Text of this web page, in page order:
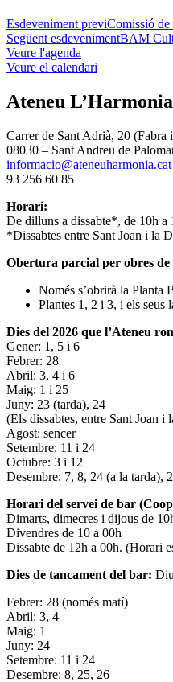
Esdeveniment previComissió de
Següent esdevenimentBAM
Veure l'agenda
Veure el calendari
Ateneu L’Harmonia
Carrer de Sant Adrià, 20 (Fabra
08030 – Sant Andreu de
informacio@ateneuharmonia.cat
93 256 60 85
Horari:
De dilluns a dissabte*, de 10h a
*Dissabtes entre Sant Joan i la
Obertura parcial per obres de
Només s’obrirà la Planta
Plantes 1, 2 i 3, i els seus
Dies del 2026 que l’Ateneu
Gener: 1, 5 i 6
Febrer: 28
Abril: 3, 4 i 6
Maig: 1 i 25
Juny: 23 (tarda), 24
(Els dissabtes, entre Sant Joan i
Agost: sencer
Setembre: 11 i 24
Octubre: 3 i 12
Desembre: 7, 8, 24 (a la tarda),
Horari del servei de bar
Dimarts, dimecres i dijous de
Divendres de 10 a 00h
Dissabte de 12h a 00h. (Horari
Dies de tancament del bar:
Febrer: 28 (només matí)
Abril: 3, 4
Maig: 1
Juny: 24
Setembre: 11 i 24
Desembre: 8, 25, 26